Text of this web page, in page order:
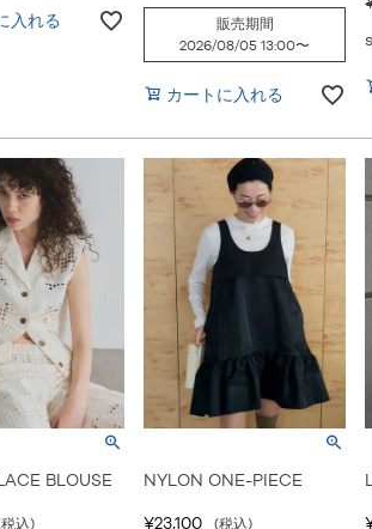
入れる
販売期間
2026/08/05 13:00〜
カートに入れる
BLOUSE
税込
NYLON ONE-PIECE
¥23,100 税込